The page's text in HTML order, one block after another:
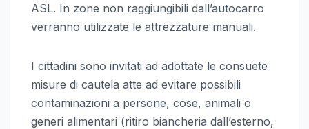
ASL. In zone non raggiungibili dall’autocarro
verranno utilizzate le attrezzature manuali.
I cittadini sono invitati ad adottate le consuete
misure di cautela atte ad evitare possibili
contaminazioni a persone, cose, animali o
generi alimentari (ritiro biancheria dall’esterno,